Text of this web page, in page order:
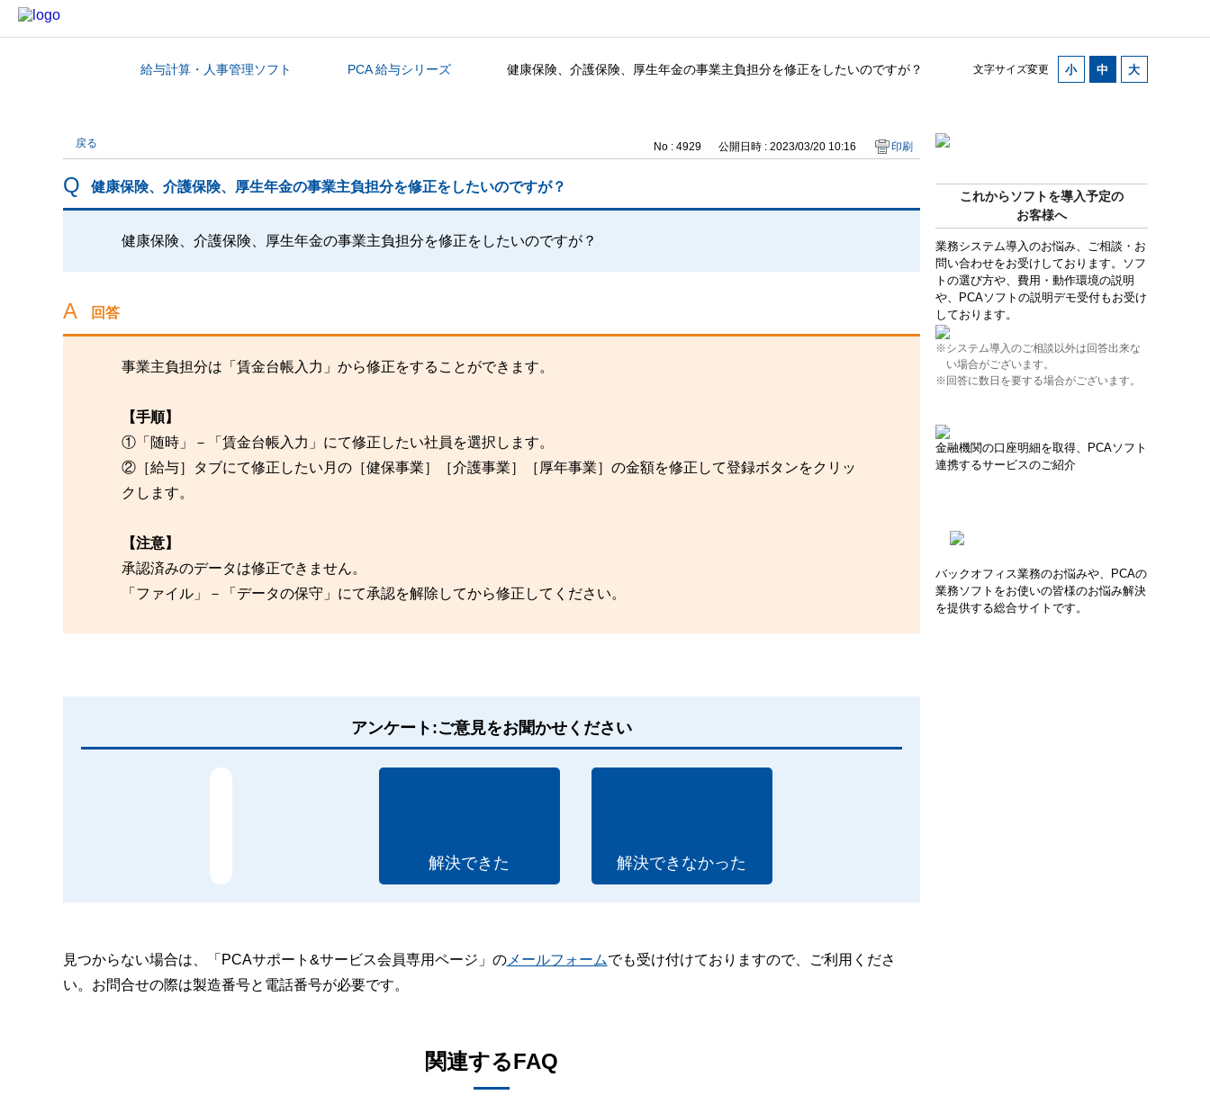
文字サイズ変更
カテゴリから探す給与計算・人事管理ソフト PCA 給与シリーズ 健康保険、介護保険、厚生年金の事業主負担分を修正をしたいのですが？
これからソフトを導入予定の
お客様へ
業務システム導入のお悩み、ご相談・お
問い合わせをお受けしております。ソフ
トの選び方や、費用・動作環境の説明
や、PCAソフトの説明デモ受付もお受け
しております。
※システム導入のご相談以外は回答出来な
い場合がございます。
※回答に数日を要する場合がございます。
金融機関の口座明細を取得、PCAソフト
連携するサービスのご紹介
バックオフィス業務のお悩みや、PCAの
業務ソフトをお使いの皆様のお悩み解決
を提供する総合サイトです。
戻る No : 4929 公開日時 : 2023/03/20 10:16 印刷
健康保険、介護保険、厚生年金の事業主負担分を修正をしたいのですが？
健康保険、介護保険、厚生年金の事業主負担分を修正をしたいのですが？
回答
事業主負担分は「賃金台帳入力」から修正をすることができます。
【手順】
①「随時」－「賃金台帳入力」にて修正したい社員を選択します。
②［給与］タブにて修正したい月の［健保事業］［介護事業］［厚年事業］の金額を修正して登録ボタンをクリッ
クします。
【注意】
承認済みのデータは修正できません。
「ファイル」－「データの保守」にて承認を解除してから修正してください。
アンケート:ご意見をお聞かせください
解決できた 解決できなかった
見つからない場合は、「PCAサポート&サービス会員専用ページ」のメールフォームでも受け付けておりますので、ご利用くださ
い。お問合せの際は製造番号と電話番号が必要です。
関連するFAQ